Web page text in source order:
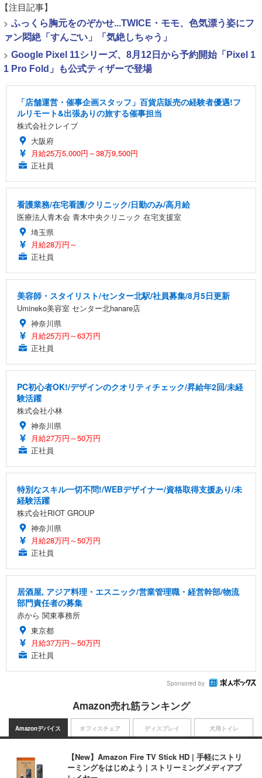
【注目記事】
> ふっくら胸元をのぞかせ...TWICE・モモ、色気漂う姿にフ
ァン悶絶「すんごい」「気絶しちゃう」
> Google Pixel 11シリーズ、8月12日から予約開始「Pixel 1
1 Pro Fold」も公式ティザーで登場
「店舗運営・催事企画スタッフ」百貨店販売の経験者優遇!フ
ルリモート&出張ありの旅する催事担当
株式会社クレイブ
大阪府
月給25万5,000円～38万9,500円
正社員
看護業務/在宅看護/クリニック/日勤のみ/高月給
医療法人青木会 青木中央クリニック 在宅支援室
埼玉県
月給28万円～
正社員
美容師・スタイリスト/センター北駅/社員募集/8月5日更新
Umineko美容室 センター北hanare店
神奈川県
月給25万円～63万円
正社員
PC初心者OK!/デザインのクオリティチェック/昇給年2回/未経
験活躍
株式会社小林
神奈川県
月給27万円～50万円
正社員
特別なスキル一切不問!/WEBデザイナー/資格取得支援あり/未
経験活躍
株式会社RIOT GROUP
神奈川県
月給28万円～50万円
正社員
居酒屋, アジア料理・エスニック/営業管理職・経営幹部/物流
部門責任者の募集
赤から 関東事務所
東京都
月給37万円～50万円
正社員
Sponsored by
Amazon売れ筋ランキング
Amazonデバイス
【New】Amazon Fire TV Stick HD | 手軽にストリ
ーミングをはじめよう | ストリーミングメディアプ
オフィスチェア ディスプレイ 犬用トイレ